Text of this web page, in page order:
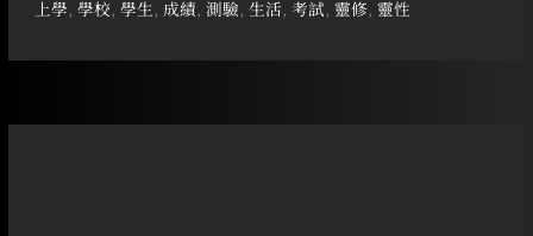
上學,學校,學生 , 成績, 測驗,生活,考試,靈修,靈性